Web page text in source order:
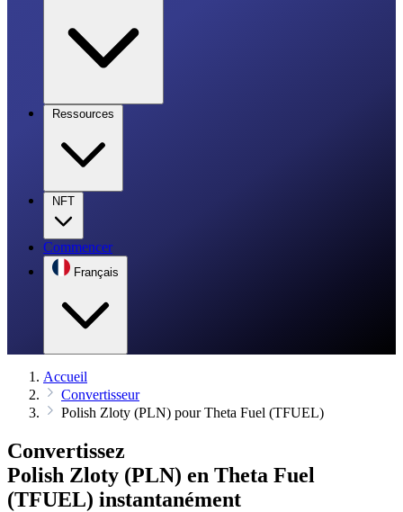
Ressources
NFT
Commencer
Français
Accueil
Convertisseur
Polish Zloty (PLN) pour Theta Fuel (TFUEL)
Convertissez
Polish Zloty (PLN) en Theta Fuel
(TFUEL) instantanément